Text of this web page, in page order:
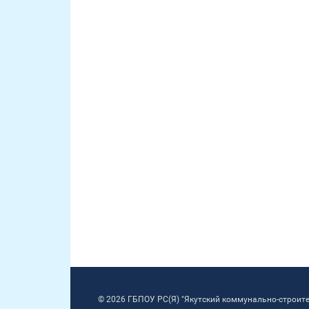
© 2026 ГБПОУ РС(Я) "Якутский коммунально-